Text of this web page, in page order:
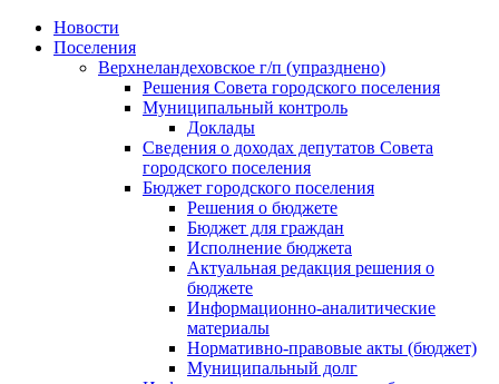
Skip
Новости
Поселения
Верхнеландеховское г/п (упразднено)
Решения Совета городского поселения
Муниципальный контроль
Доклады
Сведения о доходах депутатов Совета
городского поселения
Бюджет городского поселения
Решения о бюджете
Бюджет для граждан
Исполнение бюджета
Актуальная редакция решения о
бюджете
Информационно-аналитические
материалы
Нормативно-правовые акты (бюджет)
Муниципальный долг